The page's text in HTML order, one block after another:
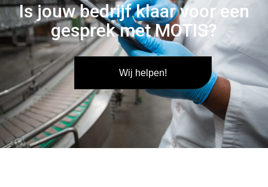
Is jouw bedrijf klaar voor een
gesprek met MOTIS?
Wij helpen!